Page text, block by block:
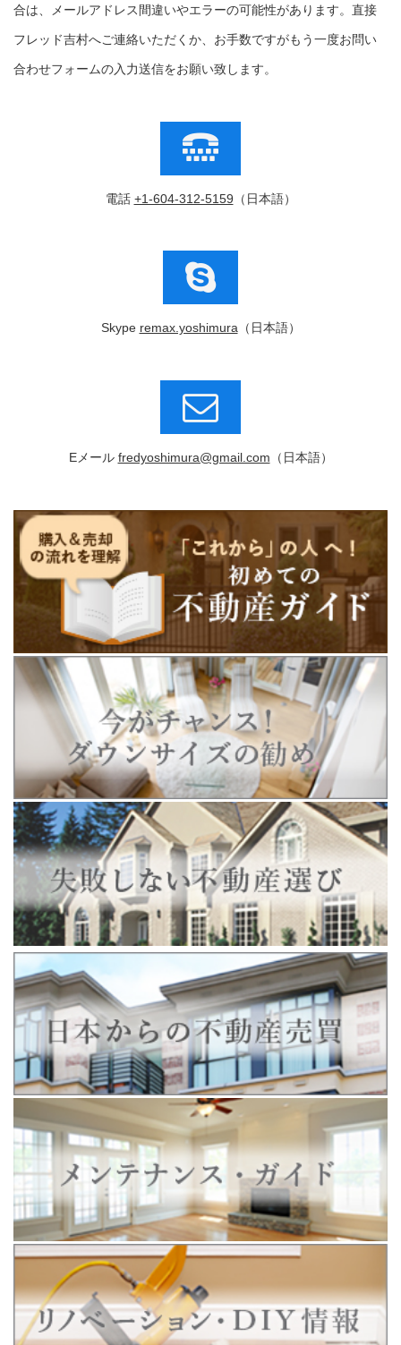
合は、メールアドレス間違いやエラーの可能性があります。直接
フレッド吉村へご連絡いただくか、お手数ですがもう一度お問い
合わせフォームの入力送信をお願い致します。
電話 +1-604-312-5159 （日本語）
Skype remax.yoshimura（日本語）
Eメール fredyoshimura@gmail.com （日本語）